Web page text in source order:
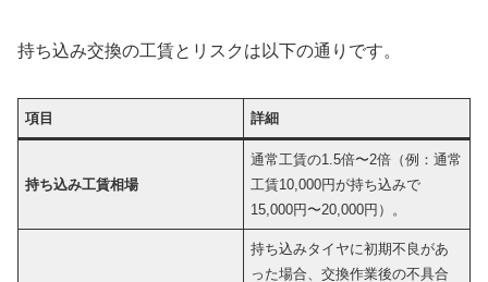
持ち込み交換の工賃とリスクは以下の通りです。
項目 詳細
持ち込み工賃相場
通常工賃の1.5倍〜2倍（例：通常
工賃10,000円が持ち込みで
15,000円〜20,000円）。
持ち込みタイヤに初期不良があ
った場合、交換作業後の不具合